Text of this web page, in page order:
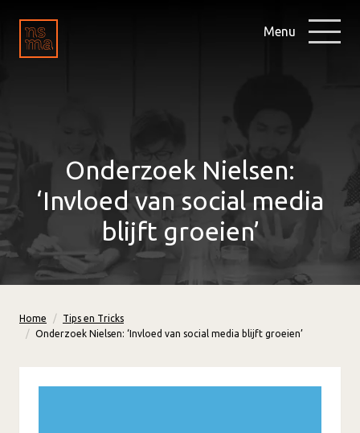
Menu
Onderzoek Nielsen:
‘Invloed van social media
blijft groeien’
Home
Tips en Tricks
Onderzoek Nielsen: ‘Invloed van social media blijft groeien’